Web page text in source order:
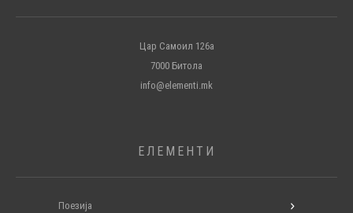
Цар Самоил 126а
7000 Битола
info@elementi.mk
ЕЛЕМЕНТИ
Поезија